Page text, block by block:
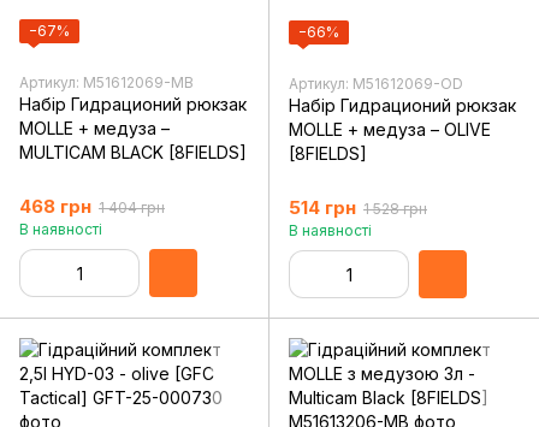
−67%
Артикул: M51612069-MB
Набір Гидрационий рюкзак
MOLLE + медуза –
MULTICAM BLACK [8FIELDS]
468 грн 1 404 грн
В наявності
−66%
Артикул: M51612069-OD
Набір Гидрационий рюкзак
MOLLE + медуза – OLIVE
[8FIELDS]
514 грн 1 528 грн
В наявності